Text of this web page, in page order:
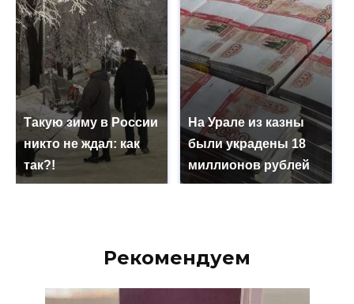
Такую зиму в России
никто не ждал: как
так?!
На Урале из казны
были украдены 18
миллионов рублей
Рекомендуем